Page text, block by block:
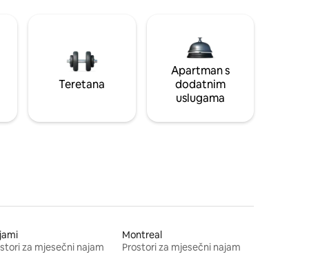
Teretana
Apartman s
dodatnim
uslugama
za mjesečni najam
Montreal
Prostori za mjesečni najam